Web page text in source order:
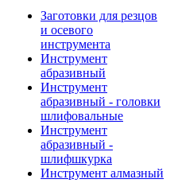
Заготовки для резцов
и осевого
инструмента
Инструмент
абразивный
Инструмент
абразивный - головки
шлифовальные
Инструмент
абразивный -
шлифшкурка
Инструмент алмазный